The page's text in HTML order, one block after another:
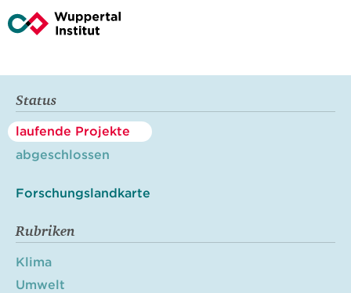
Status
laufende Projekte
abgeschlossen
Forschungslandkarte
Rubriken
Klima
Umwelt